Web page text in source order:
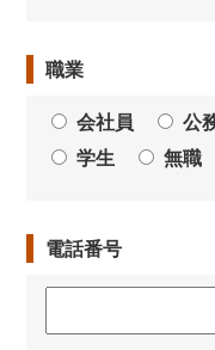
職業
会社員 公
学生
無職
電話番号